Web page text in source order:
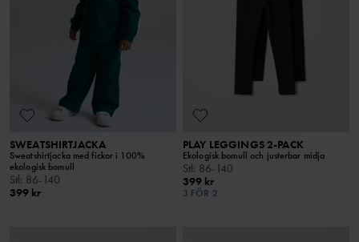
SWEATSHIRTJACKA
Sweatshirtjacka med fickor i 100%
ekologisk bomull
Stl: 86-140
399 kr
PLAY LEGGINGS 2-PACK
Ekologisk bomull och justerbar midja
Stl: 86-140
399 kr
3 FÖR 2